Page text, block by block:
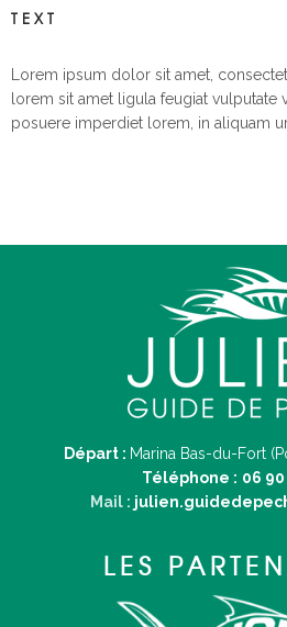
TEXT
Lorem ipsum dolor sit amet,
lorem sit amet ligula feugiat vulputate
posuere imperdiet lorem, in aliquam
Départ : Marina Bas-du-Fort
Téléphone : 06 90
Mail :
LES